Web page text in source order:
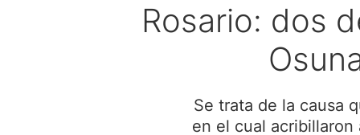
Rosario: dos
Se trata de la causa
en el cual